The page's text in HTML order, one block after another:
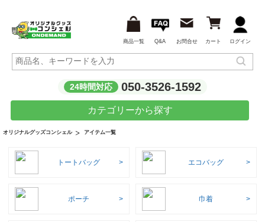
商品一覧 Q&A お問合せ カート ログイン
24時間対応 050-3526-1592
カテゴリーから探す
オリジナルグッズコンシェル アイテム一覧
トートバッグ エコバッグ
ポーチ 巾着